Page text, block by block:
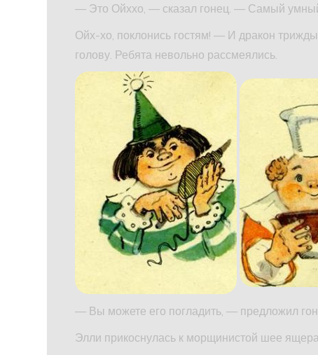
— Это Ойххо, — сказал гонец. — Самый
Ойх-хо, поклонись гостям! — И дракон
голову. Ребята невольно рассмеялись.
— Вы можете его погладить, — предложил
Элли прикоснулась к морщинистой шее